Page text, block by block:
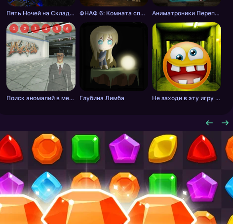
Пять Ночей на Складе - ФНАФ фан-игра ФНАФ 6: Комната спасения Аниматроники Переписки и Выживание
Поиск аномалий в метро Глубина Лимба Не заходи в эту игру ночью